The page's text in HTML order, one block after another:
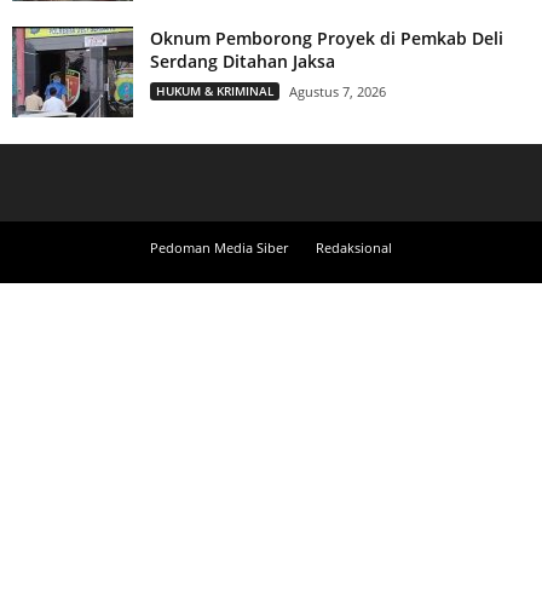
Oknum Pemborong Proyek di Pemkab Deli
Serdang Ditahan Jaksa
HUKUM & KRIMINAL Agustus 7, 2026
Pedoman Media Siber Redaksional